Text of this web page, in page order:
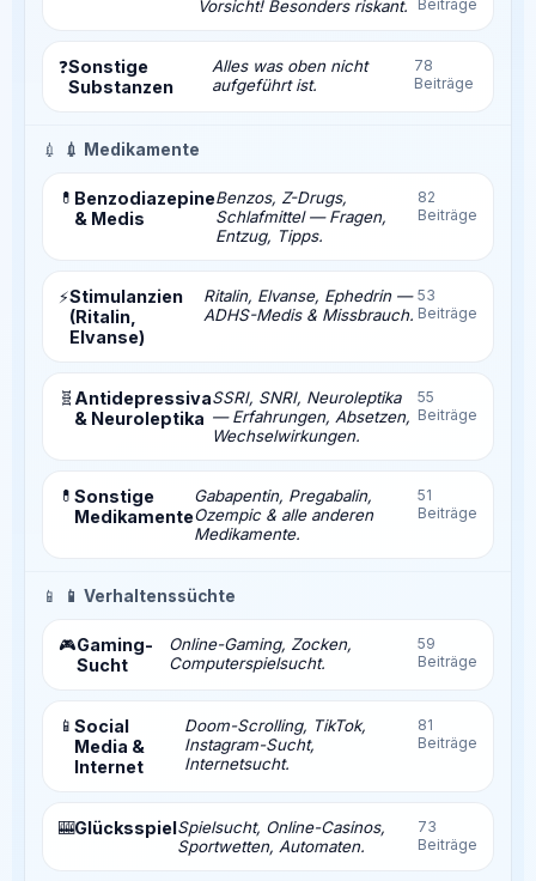
Vorsicht! Besonders riskant.
Beiträge
❓Sonstige
Substanzen
Alles was oben nicht
aufgeführt ist.
78
Beiträge
💉 💉 Medikamente
💊 Benzodiazepine
& Medis
Benzos, Z-Drugs,
Schlafmittel — Fragen,
Entzug, Tipps.
82
Beiträge
⚡Stimulanzien
(Ritalin,
Elvanse)
Ritalin, Elvanse, Ephedrin —
ADHS-Medis & Missbrauch.
53
Beiträge
🧬 Antidepressiva
& Neuroleptika
SSRI, SNRI, Neuroleptika
— Erfahrungen, Absetzen,
Wechselwirkungen.
55
Beiträge
💊 Sonstige
Medikamente
Gabapentin, Pregabalin,
Ozempic & alle anderen
Medikamente.
51
Beiträge
📱 📱 Verhaltenssüchte
🎮Gaming-
Sucht
Online-Gaming, Zocken,
Computerspielsucht.
59
Beiträge
📱 Social
Media &
Internet
Doom-Scrolling, TikTok,
Instagram-Sucht,
Internetsucht.
81
Beiträge
🎰GlücksspielSpielsucht, Online-Casinos,
Sportwetten, Automaten.
73
Beiträge